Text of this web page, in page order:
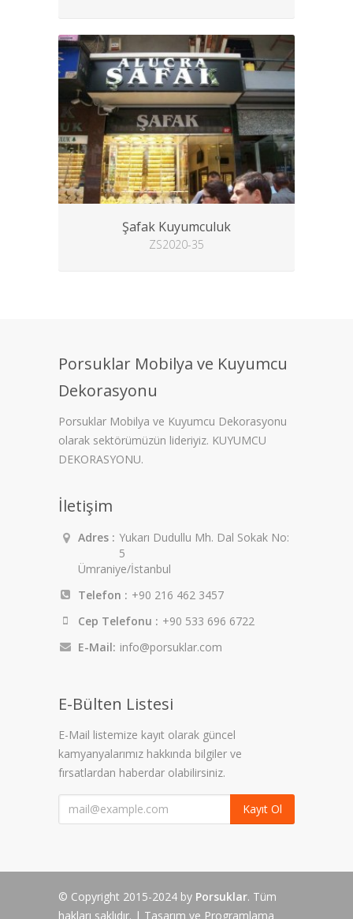
Şafak Kuyumculuk
ZS2020-35
Porsuklar Mobilya ve Kuyumcu
Dekorasyonu
Porsuklar Mobilya ve Kuyumcu Dekorasyonu
olarak sektörümüzün lideriyiz. KUYUMCU
DEKORASYONU.
İletişim
Adres : Yukarı Dudullu Mh. Dal Sokak No:
5
Ümraniye/İstanbul
Telefon : +90 216 462 3457
Cep Telefonu : +90 533 696 6722
E-Mail: info@porsuklar.com
E-Bülten Listesi
E-Mail listemize kayıt olarak güncel
kamyanyalarımız hakkında bilgiler ve
fırsatlardan haberdar olabilirsiniz.
Kayıt Ol
© Copyright 2015-2024 by Porsuklar. Tüm
hakları saklıdır. | Tasarım ve Programlama